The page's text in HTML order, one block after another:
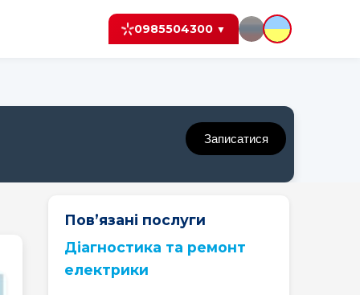
0985504300 ▼
Записатися
Пов’язані послуги
Діагностика та ремонт
електрики